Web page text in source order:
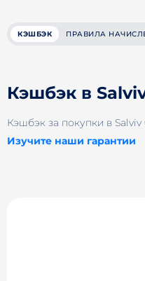
КЭШБЭК ПРАВИЛА
Кэшбэк в
Кэшбэк за покупки в
Изучите наши гарантии